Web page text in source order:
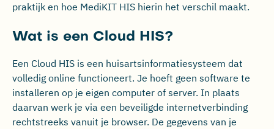
praktijk en hoe MediKIT HIS hierin het verschil maakt.
Wat is een Cloud HIS?
Een Cloud HIS is een huisartsinformatiesysteem dat
volledig online functioneert. Je hoeft geen software te
installeren op je eigen computer of server. In plaats
daarvan werk je via een beveiligde internetverbinding
rechtstreeks vanuit je browser. De gegevens van je